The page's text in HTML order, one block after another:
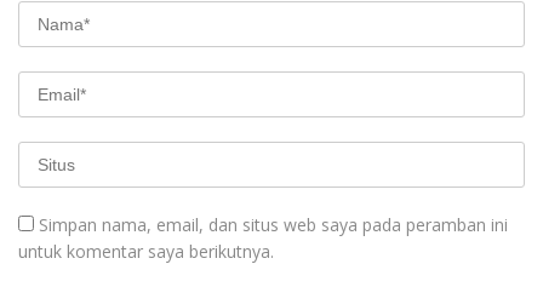
Simpan nama, email, dan situs web saya pada peramban ini
untuk komentar saya berikutnya.